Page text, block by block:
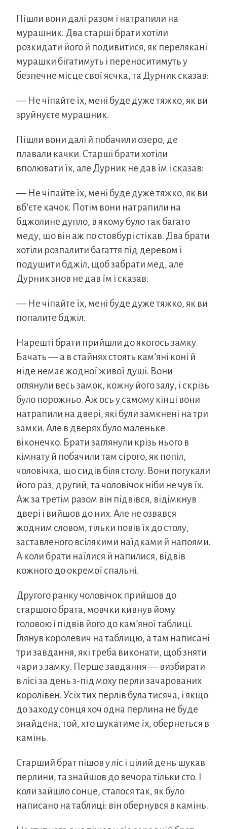
Пішли вони далі разом і натрапили на
мурашник. Два старші брати хотіли
розкидати його й подивитися, як перелякані
мурашки бігатимуть і переноситимуть у
безпечне місце свої яєчка, та Дурник сказав:
— Не чіпайте їх, мені буде дуже тяжко, як ви
зруйнуєте мурашник.
Пішли вони далі й побачили озеро, де
плавали качки. Старші брати хотіли
вполювати їх, але Дурник не дав їм і сказав:
— Не чіпайте їх, мені буде дуже тяжко, як ви
вб’єте качок. Потім вони натрапили на
бджолине дупло, в якому було так багато
меду, що він аж по стовбурі стікав. Два брати
хотіли розпалити багаття під деревом і
подушити бджіл, щоб забрати мед, але
Дурник знов не дав їм і сказав:
— Не чіпайте їх, мені буде дуже тяжко, як ви
попалите бджіл.
Нарешті брати прийшли до якогось замку.
Бачать — а в стайнях стоять кам’яні коні й
ніде немає жодної живої душі. Вони
оглянули весь замок, кожну його залу, і скрізь
було порожньо. Аж ось у самому кінці вони
натрапили на двері, які були замкнені на три
замки. Але в дверях було маленьке
віконечко. Брати заглянули крізь нього в
кімнату й побачили там сірого, як попіл,
чоловічка, що сидів біля столу. Вони погукали
його раз, другий, та чоловічок ніби не чув їх.
Аж за третім разом він підвівся, відімкнув
двері і вийшов до них. Але не озвався
жодним словом, тільки повів їх до столу,
заставленого всілякими наїдками й напоями.
А коли брати наїлися й напилися, відвів
кожного до окремої спальні.
Другого ранку чоловічок прийшов до
старшого брата, мовчки кивнув йому
головою і підвів його до кам’яної таблиці.
Глянув королевич на таблицю, а там написані
три завдання, які треба виконати, щоб зняти
чари з замку. Перше завдання — визбирати
в лісі за день з-під моху перли зачарованих
королівен. Усіх тих перлів була тисяча, і якщо
до заходу сонця хоч одна перлина не буде
знайдена, той, хто шукатиме їх, обернеться в
камінь.
Старший брат пішов у ліс і цілий день шукав
перлини, та знайшов до вечора тільки сто. І
коли зайшло сонце, сталося так, як було
написано на таблиці: він обернувся в камінь.